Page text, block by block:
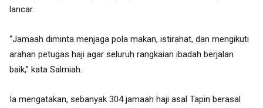
lancar.
“Jamaah diminta menjaga pola makan, istirahat, dan mengikuti
arahan petugas haji agar seluruh rangkaian ibadah berjalan
baik,” kata Salmiah.
Ia mengatakan, sebanyak 304 jamaah haji asal Tapin berasal